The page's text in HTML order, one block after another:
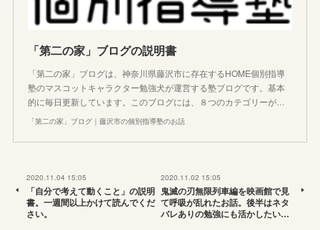
「第二の家」ブログの説明書
「第二の家」ブログは、神奈川県藤沢市に存在するHOME個別指導
塾のマスコットキャラクター勉強犬が運営する塾ブログです。基本
的に毎日更新しています。このブログには、８つのカテゴリーが…
「第二の家」ブログ｜藤沢市の個別指導塾のお話
2020.11.04 15:05
「自分で考えて動くこと」の説明
書。一週間以上かけて読んでくだ
さい。
2020.11.02 15:05
鬼滅の刃無限列車編を映画館で見
て呼吸が乱れたお話。後半はネタ
バレありの勉強にも活かしたい…